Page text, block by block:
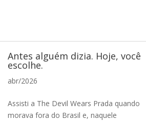
Antes alguém dizia. Hoje, você
escolhe.
abr/2026
Assisti a The Devil Wears Prada quando
morava fora do Brasil e, naquele